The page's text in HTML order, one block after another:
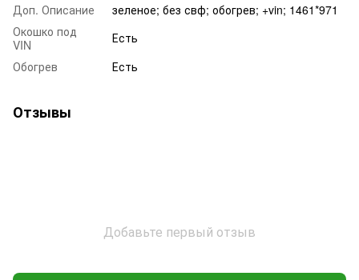
Доп. Описание
зеленое; без свф; обогрев; +vin; 1461*971
Окошко под
VIN
Есть
Обогрев
Есть
Отзывы
Добавьте первый отзыв